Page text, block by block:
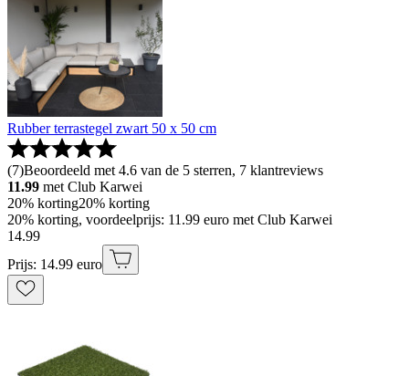
Rubber terrastegel zwart 50 x 50 cm
(7)Beoordeeld met 4.6 van de 5 sterren, 7 klantreviews
11.99 met Club Karwei
20% korting20% korting
20% korting, voordeelprijs: 11.99 euro met Club Karwei
14.99
Prijs: 14.99 euro